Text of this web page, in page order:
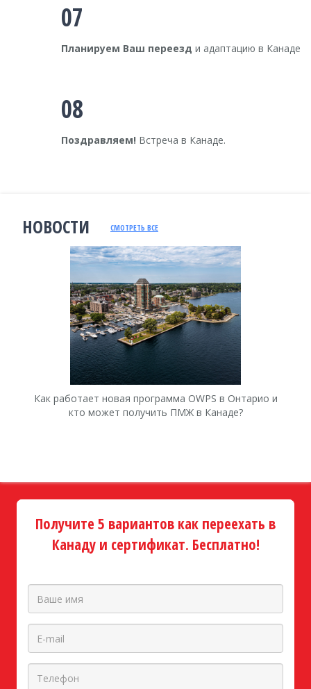
07
Планируем Ваш переезд и адаптацию в Канаде
08
Поздравляем! Встреча в Канаде.
НОВОСТИ СМОТРЕТЬ ВСЕ
Как работает новая программа OWPS в Онтарио и
кто может получить ПМЖ в Канаде?
Получите 5 вариантов как переехать в
Канаду и сертификат. Бесплатно!